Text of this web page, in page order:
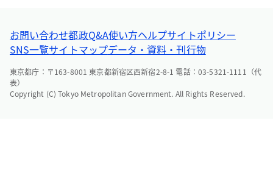
お問い合わせ都政Q&A使い方ヘルプサイトポリシー
SNS一覧サイトマップデータ・資料・刊行物
東京都庁：〒163-8001 東京都新宿区西新宿2-8-1 電話：03-5321-1111（代
表）
Copyright (C) Tokyo Metropolitan Government. All Rights Reserved.